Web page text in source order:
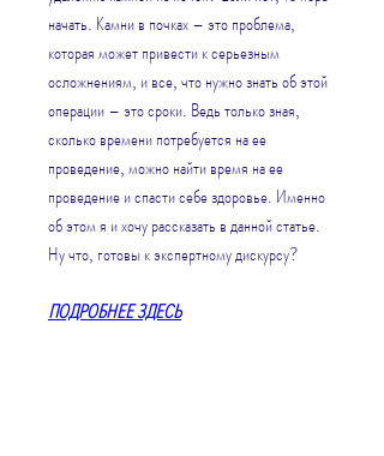
начать. Камни в почках – это проблема,
которая может привести к серьезным
осложнениям, и все, что нужно знать об этой
операции – это сроки. Ведь только зная,
сколько времени потребуется на ее
проведение, можно найти время на ее
проведение и спасти себе здоровье. Именно
об этом я и хочу рассказать в данной статье.
Ну что, готовы к экспертному дискурсу?
ПОДРОБНЕЕ ЗДЕСЬ